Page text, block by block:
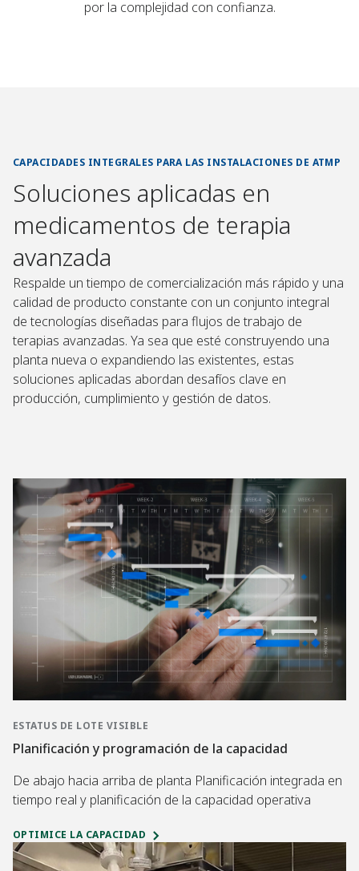
por la complejidad con confianza.
CAPACIDADES INTEGRALES PARA LAS INSTALACIONES DE ATMP
Soluciones aplicadas en
medicamentos de terapia
avanzada
Respalde un tiempo de comercialización más rápido y una
calidad de producto constante con un conjunto integral
de tecnologías diseñadas para flujos de trabajo de
terapias avanzadas. Ya sea que esté construyendo una
planta nueva o expandiendo las existentes, estas
soluciones aplicadas abordan desafíos clave en
producción, cumplimiento y gestión de datos.
ESTATUS DE LOTE VISIBLE
Planificación y programación de la capacidad
De abajo hacia arriba de planta Planificación integrada en
tiempo real y planificación de la capacidad operativa
OPTIMICE LA CAPACIDAD